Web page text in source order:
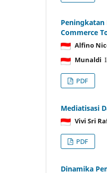
Peningkatan
Commerce
Alfino
Munaldi
PDF
Mediatisasi
Vivi Sri
PDF
Dinamika